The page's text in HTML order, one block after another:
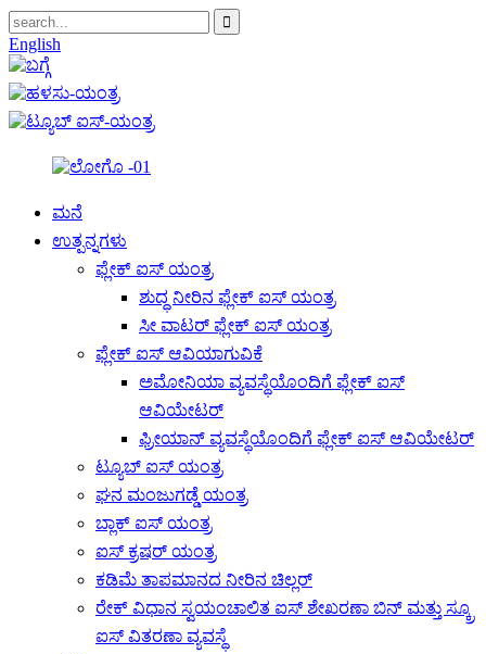
English
ಮನೆ
ಉತ್ಪನ್ನಗಳು
ಫ್ಲೇಕ್ ಐಸ್ ಯಂತ್ರ
ಶುದ್ಧ ನೀರಿನ ಫ್ಲೇಕ್ ಐಸ್ ಯಂತ್ರ
ಸೀ ವಾಟರ್ ಫ್ಲೇಕ್ ಐಸ್ ಯಂತ್ರ
ಫ್ಲೇಕ್ ಐಸ್ ಆವಿಯಾಗುವಿಕೆ
ಅಮೋನಿಯಾ ವ್ಯವಸ್ಥೆಯೊಂದಿಗೆ ಫ್ಲೇಕ್ ಐಸ್
ಆವಿಯೇಟರ್
ಫ್ರೀಯಾನ್ ವ್ಯವಸ್ಥೆಯೊಂದಿಗೆ ಫ್ಲೇಕ್ ಐಸ್ ಆವಿಯೇಟರ್
ಟ್ಯೂಬ್ ಐಸ್ ಯಂತ್ರ
ಘನ ಮಂಜುಗಡ್ಡೆ ಯಂತ್ರ
ಬ್ಲಾಕ್ ಐಸ್ ಯಂತ್ರ
ಐಸ್ ಕ್ರಷರ್ ಯಂತ್ರ
ಕಡಿಮೆ ತಾಪಮಾನದ ನೀರಿನ ಚಿಲ್ಲರ್
ರೇಕ್ ವಿಧಾನ ಸ್ವಯಂಚಾಲಿತ ಐಸ್ ಶೇಖರಣಾ ಬಿನ್ ಮತ್ತು ಸ್ಕ್ರೂ
ಐಸ್ ವಿತರಣಾ ವ್ಯವಸ್ಥೆ